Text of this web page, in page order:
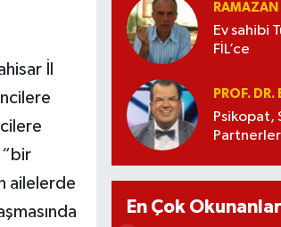
İl
“bir
ailelerde
Ev sahibi
FİL’ce
PROF. DR.
Psikopat,
En Çok Okunanlar